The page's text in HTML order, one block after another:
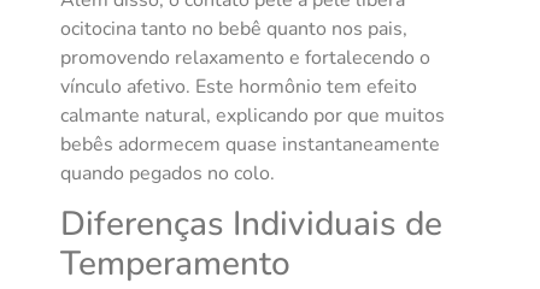
ocitocina tanto no bebê quanto nos pais,
promovendo relaxamento e fortalecendo o
vínculo afetivo. Este hormônio tem efeito
calmante natural, explicando por que muitos
bebês adormecem quase instantaneamente
quando pegados no colo.
Diferenças Individuais de
Temperamento